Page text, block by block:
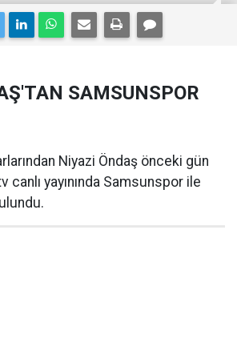
SAMSUNSPOR
Niyazi Öndaş önceki gün
canlı yayınında Samsunspor ile